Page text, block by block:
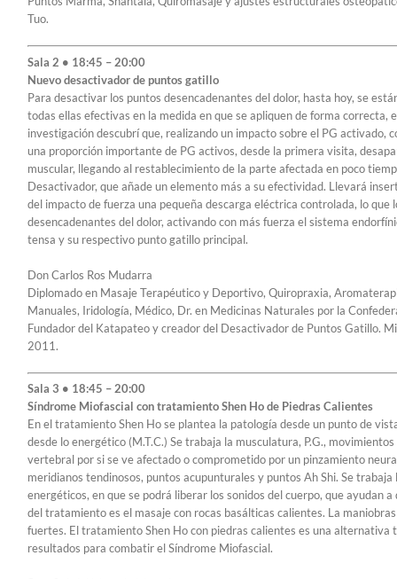
Tuo.
Sala 2 • 18:45 – 20:00
Nuevo desactivador de puntos gatillo
Para desactivar los puntos desencadenantes del dolor, hasta hoy, se
todas ellas efectivas en la medida en que se apliquen de forma correcta,
investigación descubrí que, realizando un impacto sobre el PG activado,
una proporción importante de PG activos, desde la primera visita,
muscular, llegando al restablecimiento de la parte afectada en poco
Desactivador, que añade un elemento más a su efectividad. Llevará
del impacto de fuerza una pequeña descarga eléctrica controlada, lo
desencadenantes del dolor, activando con más fuerza el sistema
tensa y su respectivo punto gatillo principal.
Don Carlos Ros Mudarra
Diplomado en Masaje Terapéutico y Deportivo, Quiropraxia,
Manuales, Iridología, Médico, Dr. en Medicinas Naturales por la
Fundador del Katapateo y creador del Desactivador de Puntos Gatillo.
2011.
Sala 3 • 18:45 – 20:00
Síndrome Miofascial con tratamiento Shen Ho de Piedras Calientes
En el tratamiento Shen Ho se plantea la patología desde un punto de
desde lo energético (M.T.C.) Se trabaja la musculatura, P.G.,
vertebral por si se ve afectado o comprometido por un pinzamiento
meridianos tendinosos, puntos acupunturales y puntos Ah Shi. Se
energéticos, en que se podrá liberar los sonidos del cuerpo, que ayudan
del tratamiento es el masaje con rocas basálticas calientes. La
fuertes. El tratamiento Shen Ho con piedras calientes es una
resultados para combatir el Síndrome Miofascial.